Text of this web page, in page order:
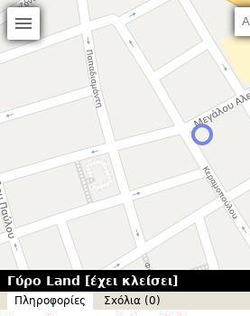
Γύρο Land [έχει κλείσει]
Πληροφορίες
Σxόλια (0)